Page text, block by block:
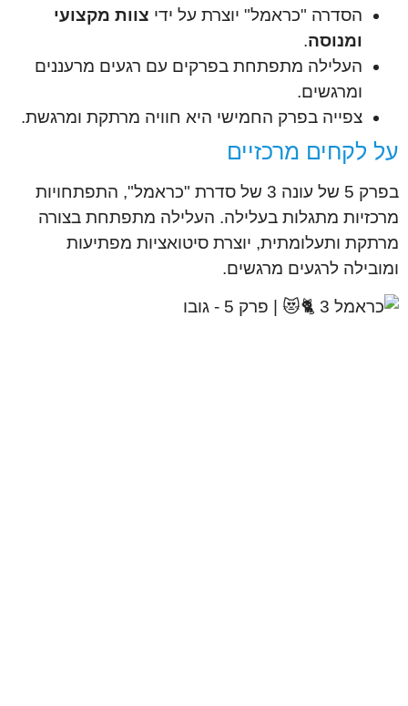
הסדרה "כראמל" יוצרת על ידי צוות מקצועי
ומנוסה.
העלילה מתפתחת בפרקים עם רגעים מרעננים
ומרגשים.
צפייה בפרק החמישי היא חוויה מרתקת ומרגשת.
על לקחים מרכזיים
בפרק 5 של עונה 3 של סדרת "כראמל", התפתחויות
מרכזיות מתגלות בעלילה. העלילה מתפתחת בצורה
מרתקת ותעלומתית, יוצרת סיטואציות מפתיעות
ומובילה לרגעים מרגשים.